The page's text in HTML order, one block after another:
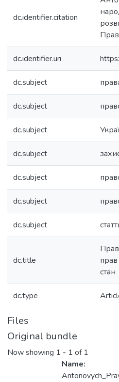
dc.identifier.citation
dc.identifier.uri
dc.subject
dc.subject
dc.subject
dc.subject
dc.subject
dc.subject
dc.subject
dc.title
стан
dc.type
Files
Original bundle
Now showing 1 - 1 of 1
Name: